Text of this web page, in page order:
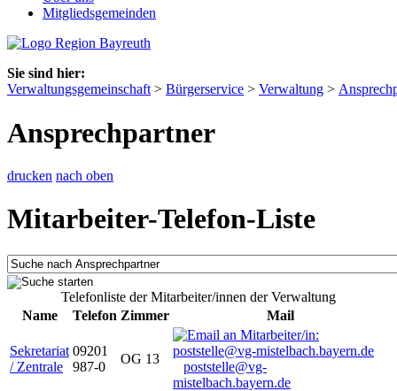
Mitgliedsgemeinden
Sie sind hier:
Verwaltungsgemeinschaft > Bürgerservice > Verwaltung >
Ansprechpartner
drucken nach oben
Mitarbeiter-Telefon-Liste
Telefonliste der Mitarbeiter/innen der Verwaltung
Name
Telefon Zimmer Mail
Sekretariat
/ Zentrale
09201
987-0
OG 13
poststelle@vg-
mistelbach.bayern.de